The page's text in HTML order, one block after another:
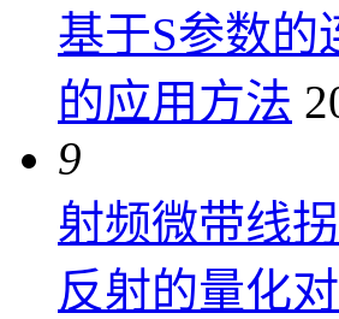
基于S参数的
的应用方法
9
射频微带线
反射的量化